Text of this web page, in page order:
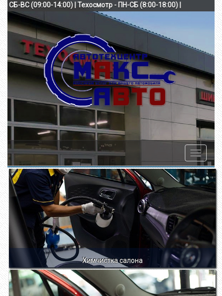
18:00) СБ-ВС (09:00-14:00) | Техосмотр - ПН-СБ (8:00-18:00) |
Toggle
Химчистка салона